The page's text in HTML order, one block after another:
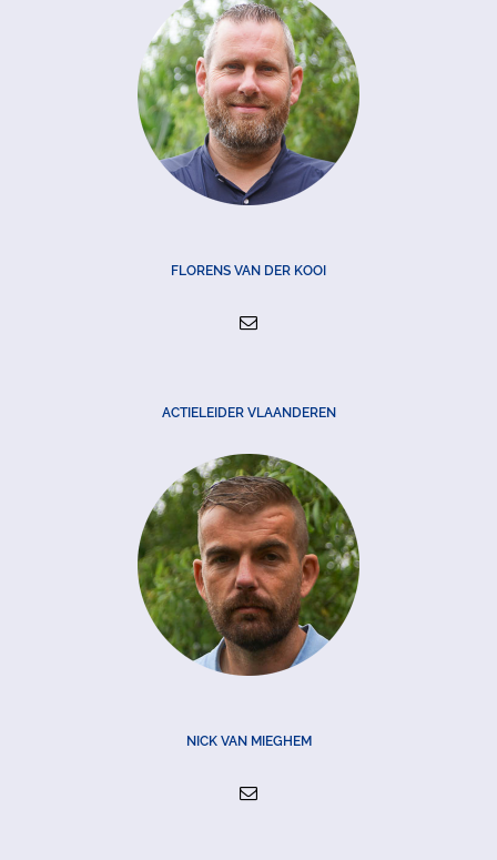
FLORENS VAN DER KOOI
ACTIELEIDER VLAANDEREN
NICK VAN MIEGHEM